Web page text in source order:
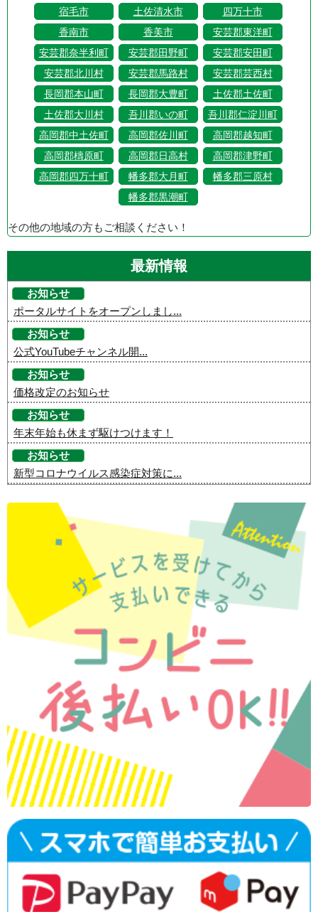
宿毛市
土佐清水市
四万十市
香南市
香美市
安芸郡東洋町
安芸郡奈半利町
安芸郡田野町
安芸郡安田町
安芸郡北川村
安芸郡馬路村
安芸郡芸西村
長岡郡本山町
長岡郡大豊町
土佐郡土佐町
土佐郡大川村
吾川郡いの町
吾川郡仁淀川町
高岡郡中土佐町
高岡郡佐川町
高岡郡越知町
高岡郡檮原町
高岡郡日高村
高岡郡津野町
高岡郡四万十町
幡多郡大月町
幡多郡三原村
幡多郡黒潮町
その他の地域の方もご相談ください！
最新情報
お知らせ
ポータルサイトをオープンしまし...
お知らせ
公式YouTubeチャンネル開...
お知らせ
価格改定のお知らせ
お知らせ
年末年始も休まず駆けつけます！
お知らせ
新型コロナウイルス感染症対策に...